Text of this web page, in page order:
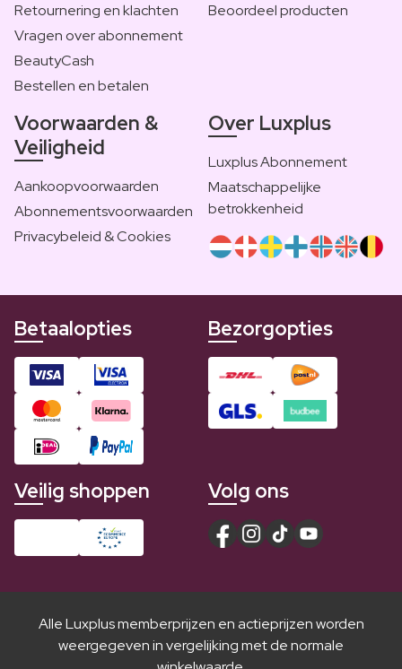
Retournering en klachten
Vragen over abonnement
BeautyCash
Bestellen en betalen
Beoordeel producten
Voorwaarden &
Veiligheid
Aankoopvoorwaarden
Abonnementsvoorwaarden
Privacybeleid & Cookies
Over Luxplus
Luxplus Abonnement
Maatschappelijke
betrokkenheid
Betaalopties Bezorgopties
Veilig shoppen Volg ons
Alle Luxplus memberprijzen en actieprijzen worden
weergegeven in vergelijking met de normale